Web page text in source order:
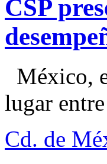
CSP
México,
lugar
Cd. de